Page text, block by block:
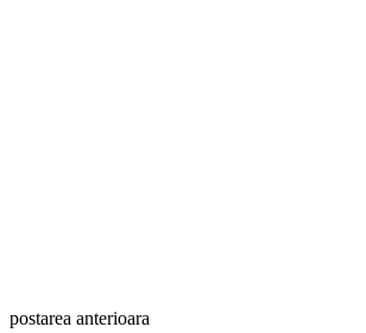
postarea anterioara